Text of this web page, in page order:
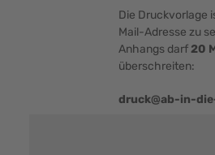
Die Druckvorlage
Mail-Adresse zu
Anhangs darf20
überschreiten:
druck@ab-in-